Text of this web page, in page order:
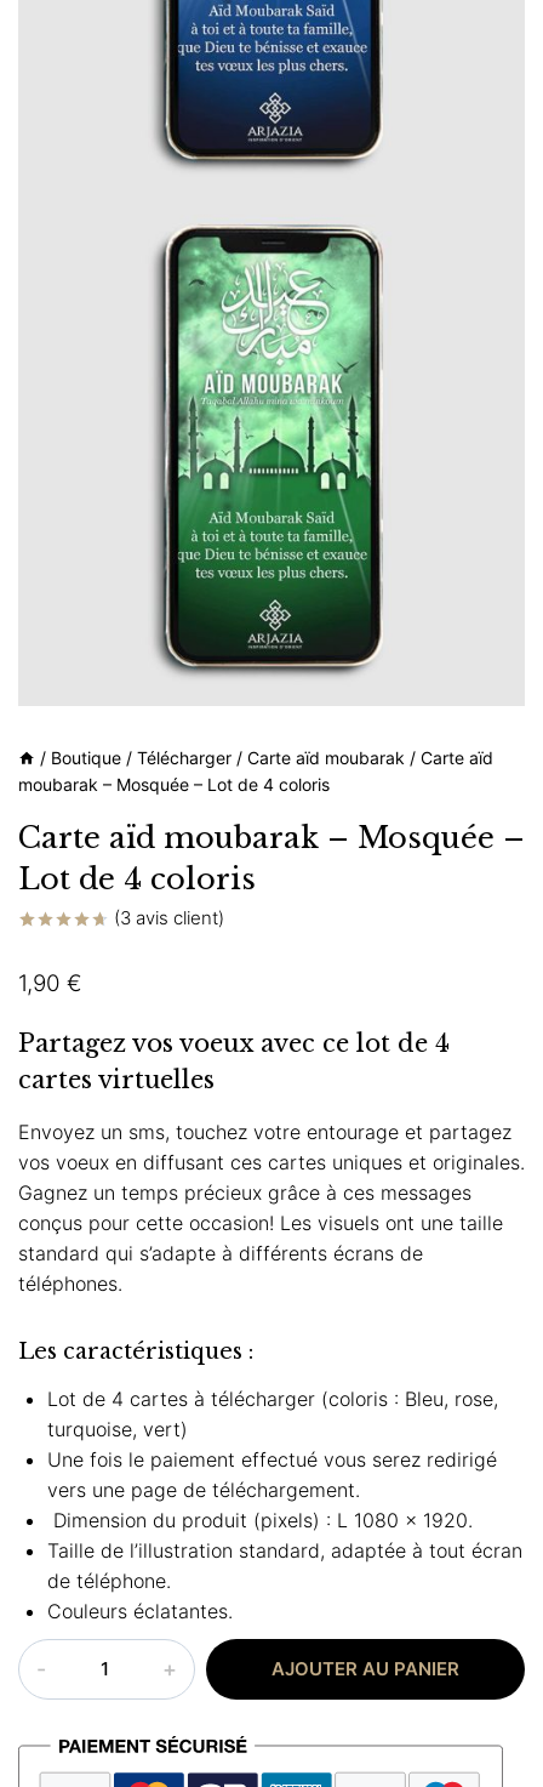
/ Boutique / Télécharger / Carte aïd moubarak / Carte aïd
moubarak – Mosquée – Lot de 4 coloris
Carte aïd moubarak – Mosquée –
Lot de 4 coloris
basé sur
notations
(3 avis client)
1,90 €
Partagez vos voeux avec ce lot de 4
cartes virtuelles
Envoyez un sms, touchez votre entourage et partagez
vos voeux en diffusant ces cartes uniques et originales.
Gagnez un temps précieux grâce à ces messages
conçus pour cette occasion! Les visuels ont une taille
standard qui s’adapte à différents écrans de
téléphones.
Les caractéristiques :
Lot de 4 cartes à télécharger (coloris : Bleu, rose,
turquoise, vert)
Une fois le paiement effectué vous serez redirigé
vers une page de téléchargement.
Dimension du produit (pixels) : L 1080 x 1920.
Taille de l’illustration standard, adaptée à tout écran
de téléphone.
Couleurs éclatantes.
quantité
de
aïd
moubarak
AJOUTER AU PANIER